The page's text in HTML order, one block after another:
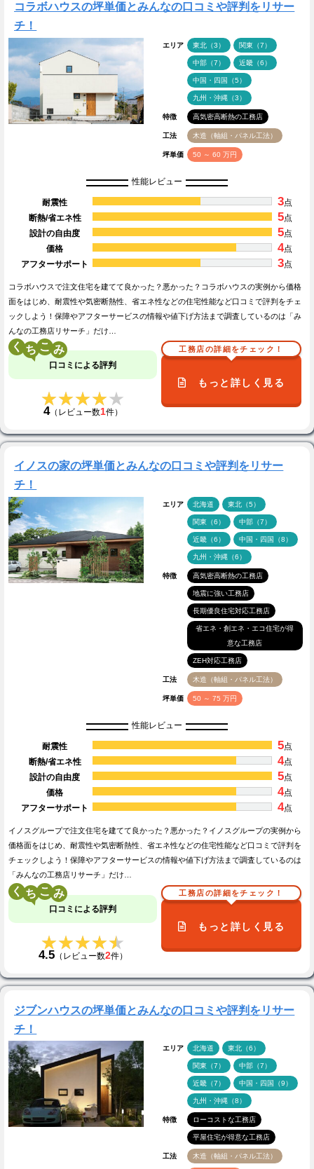
コラボハウスの坪単価とみんなの口コミや評判をリサー
チ！
エリア 東北（3） 関東（7）
中部（7） 近畿（6）
中国・四国（5）
九州・沖縄（3）
特徴 高気密高断熱の工務店
工法 木造（軸組・パネル工法）
坪単価 50 ～ 60 万円
性能レビュー
耐震性 3点
断熱/省エネ性
5点
設計の自由度
5点
価格
4点
アフターサポート
3点
コラボハウスで注文住宅を建てて良かった？悪かった？コラボハウスの実例から価格
面をはじめ、耐震性や気密断熱性、省エネ性などの住宅性能など口コミで評判をチェ
ックしよう！保障やアフターサービスの情報や値下げ方法まで調査しているのは「み
んなの工務店リサーチ」だけ…
く こ
口コミによる評判
★★★★★
★★★★★
4（レビュー数1件）
工務店の詳細をチェック！
もっと詳しく見る
イノスの家の坪単価とみんなの口コミや評判をリサー
チ！
エリア 北海道 東北（5）
関東（6） 中部（7）
近畿（6） 中国・四国（8）
九州・沖縄（6）
特徴 高気密高断熱の工務店
地震に強い工務店
長期優良住宅対応工務店
省エネ・創エネ・エコ住宅が得
意な工務店
ZEH対応工務店
工法 木造（軸組・パネル工法）
坪単価 50 ～ 75 万円
性能レビュー
耐震性 5点
断熱/省エネ性
4点
設計の自由度
5点
価格
4点
アフターサポート
4点
イノスグループで注文住宅を建てて良かった？悪かった？イノスグループの実例から
価格面をはじめ、耐震性や気密断熱性、省エネ性などの住宅性能など口コミで評判を
チェックしよう！保障やアフターサービスの情報や値下げ方法まで調査しているのは
「みんなの工務店リサーチ」だけ…
く こ
口コミによる評判
★★★★★
★★★★★
4.5（レビュー数2件）
工務店の詳細をチェック！
もっと詳しく見る
ジブンハウスの坪単価とみんなの口コミや評判をリサー
チ！
エリア 北海道 東北（6）
関東（7） 中部（7）
近畿（7） 中国・四国（9）
九州・沖縄（8）
特徴 ローコストな工務店
平屋住宅が得意な工務店
工法 木造（軸組・パネル工法）